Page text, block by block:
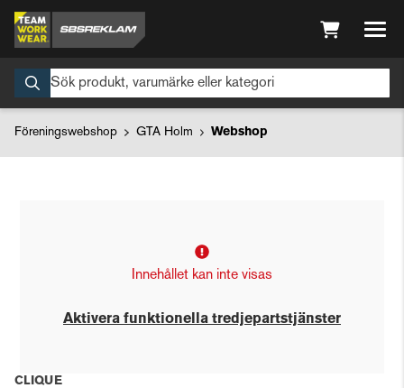
Föreningswebshop GTA Holm Webshop
Innehållet kan inte visas
Aktivera funktionella tredjepartstjänster
CLIQUE